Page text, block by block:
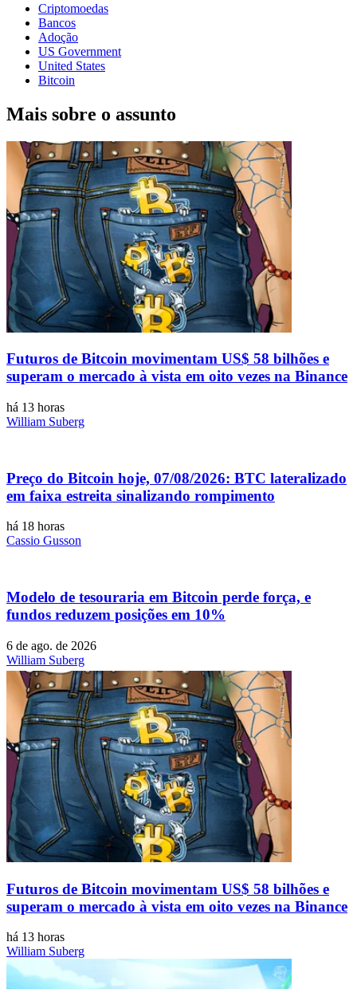
Criptomoedas
Bancos
Adoção
US Government
United States
Bitcoin
Mais sobre o assunto
Futuros de Bitcoin movimentam US$ 58 bilhões e
superam o mercado à vista em oito vezes na Binance
há 13 horas
William Suberg
Preço do Bitcoin hoje, 07/08/2026: BTC lateralizado
em faixa estreita sinalizando rompimento
há 18 horas
Cassio Gusson
Modelo de tesouraria em Bitcoin perde força, e
fundos reduzem posições em 10%
6 de ago. de 2026
William Suberg
Futuros de Bitcoin movimentam US$ 58 bilhões e
superam o mercado à vista em oito vezes na Binance
há 13 horas
William Suberg